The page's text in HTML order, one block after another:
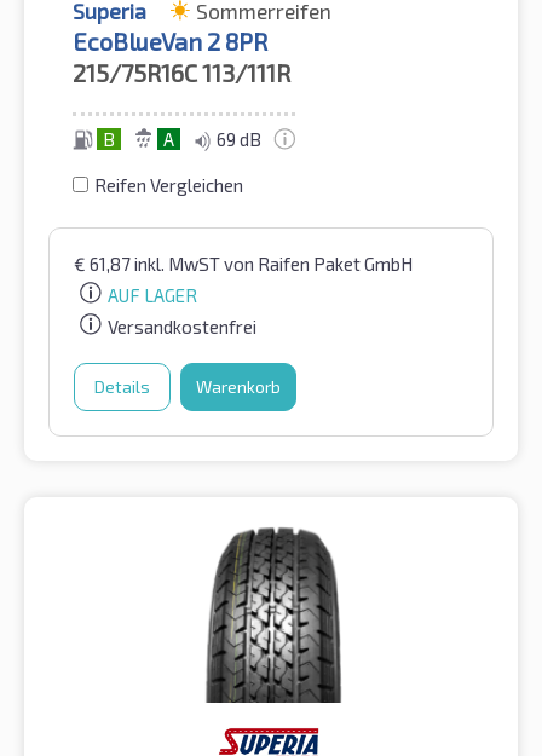
Superia Sommerreifen
EcoBlueVan 2 8PR
215/75R16C113/111R
B A 69 dB
Reifen Vergleichen
€ 61,87inkl. MwSTvon Raifen Paket GmbH
AUF LAGER
Versandkostenfrei
Details Warenkorb